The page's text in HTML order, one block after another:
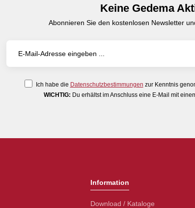
Keine Gedema
Abonnieren Sie den kostenlosen Newsletter
Ich habe die Datenschutzbestimmungen zur Kenntnis
WICHTIG: Du erhältst im Anschluss eine E-Mail mit
Information
Download / Kataloge